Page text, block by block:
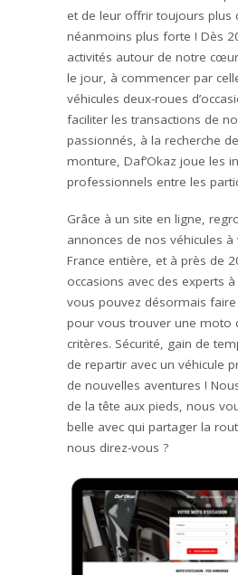
et de leur offrir toujours plus
néanmoins plus forte ! Dès
activités autour de notre
le jour, à commencer par
véhicules deux-roues
faciliter les transactions de
passionnés, à la recherche
monture, Daf’Okaz joue les
professionnels entre les
Grâce à un site en ligne,
annonces de nos véhicules
France entière, et à près de
occasions avec des experts
vous pouvez désormais
pour vous trouver une moto
critères. Sécurité, gain de
de repartir avec un véhicule
de nouvelles aventures !
de la tête aux pieds, nous
belle avec qui partager la
nous direz-vous ?